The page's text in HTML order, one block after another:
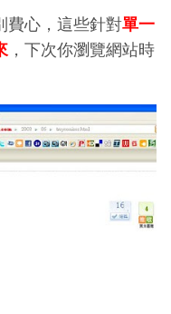
費心，這些針對單一
，下次你瀏覽網站時